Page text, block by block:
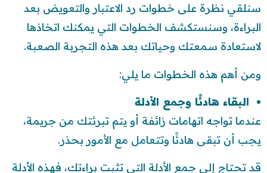
سنلقي نظرة على خطوات رد الاعتبار والتعويض بعد
البراءة، وسنستكشف الخطوات التي يمكنك اتخاذها
لاستعادة سمعتك وحياتك بعد هذه التجربة الصعبة.
ومن أهم هذه الخطوات ما يلي:
البقاء هادئًا وجمع الأدلة
عندما تواجه اتهامات زائفة أو يتم تبرئتك من جريمة،
يجب أن تبقى هادئًا وتتعامل مع الأمور بحذر.
قد تحتاج إلى جمع الأدلة التي تثبت براءتك، فهذه الأدلة